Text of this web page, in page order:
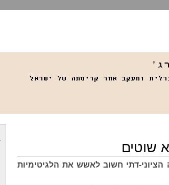
שוטים
דתי חשוב לאשש את הלגיטימיות